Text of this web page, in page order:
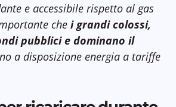
e accessibile rispetto al gas
che i grandi colossi,
pubblici e dominano il
a disposizione energia a tariffe